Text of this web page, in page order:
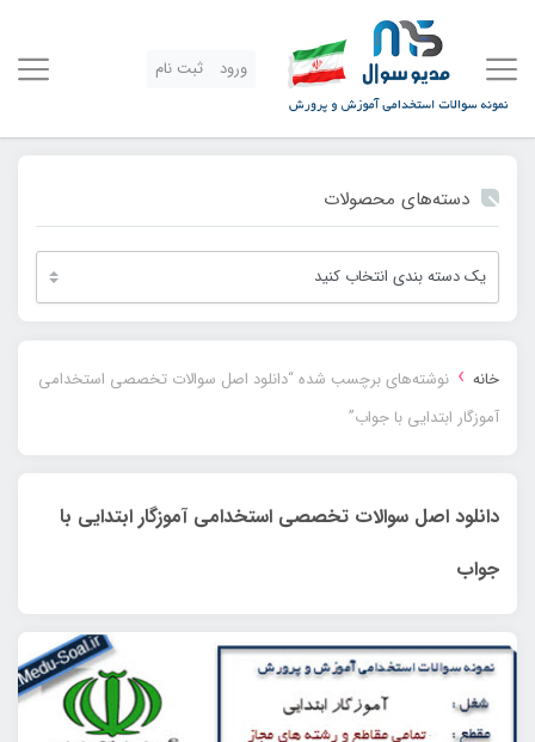
ورود ثبت نام
دسته‌های محصولات
خانه › نوشته‌های برچسب شده “دانلود اصل سوالات تخصصی استخدامی
آموزگار ابتدایی با جواب”
دانلود اصل سوالات تخصصی استخدامی آموزگار ابتدایی با
جواب